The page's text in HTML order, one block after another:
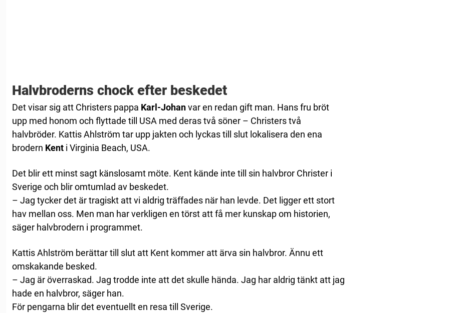
Halvbroderns chock efter beskedet
Det visar sig att Christers pappa Karl-Johanvar en redan gift man. Hans fru bröt
upp med honom och flyttade till USA med deras två söner – Christers två
halvbröder. Kattis Ahlström tar upp jakten och lyckas till slut lokalisera den ena
brodern Kent i Virginia Beach, USA.
Det blir ett minst sagt känslosamt möte. Kent kände inte till sin halvbror Christer i
Sverige och blir omtumlad av beskedet.
– Jag tycker det är tragiskt att vi aldrig träffades när han levde. Det ligger ett stort
hav mellan oss. Men man har verkligen en törst att få mer kunskap om historien,
säger halvbrodern i programmet.
Kattis Ahlström berättar till slut att Kent kommer att ärva sin halvbror. Ännu ett
omskakande besked.
– Jag är överraskad. Jag trodde inte att det skulle hända. Jag har aldrig tänkt att jag
hade en halvbror, säger han.
För pengarna blir det eventuellt en resa till Sverige.